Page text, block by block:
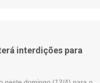
interdições para